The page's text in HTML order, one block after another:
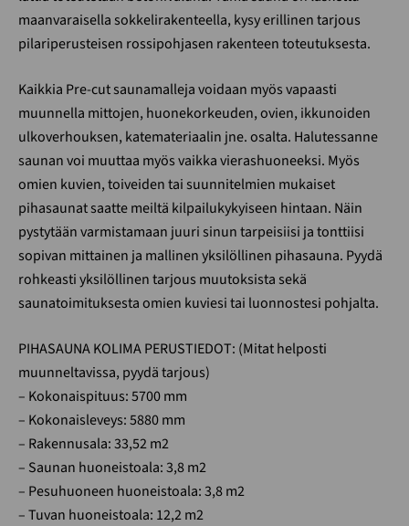
maanvaraisella sokkelirakenteella, kysy erillinen tarjous
pilariperusteisen rossipohjasen rakenteen toteutuksesta.
Kaikkia Pre-cut saunamalleja voidaan myös vapaasti
muunnella mittojen, huonekorkeuden, ovien, ikkunoiden
ulkoverhouksen, katemateriaalin jne. osalta. Halutessanne
saunan voi muuttaa myös vaikka vierashuoneeksi. Myös
omien kuvien, toiveiden tai suunnitelmien mukaiset
pihasaunat saatte meiltä kilpailukykyiseen hintaan. Näin
pystytään varmistamaan juuri sinun tarpeisiisi ja tonttiisi
sopivan mittainen ja mallinen yksilöllinen pihasauna. Pyydä
rohkeasti yksilöllinen tarjous muutoksista sekä
saunatoimituksesta omien kuviesi tai luonnostesi pohjalta.
PIHASAUNA KOLIMA PERUSTIEDOT: (Mitat helposti
muunneltavissa, pyydä tarjous)
– Kokonaispituus: 5700 mm
– Kokonaisleveys: 5880 mm
– Rakennusala: 33,52 m2
– Saunan huoneistoala: 3,8 m2
– Pesuhuoneen huoneistoala: 3,8 m2
– Tuvan huoneistoala: 12,2 m2